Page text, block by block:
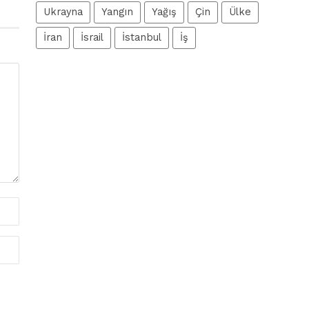
Ukrayna Yangın Yağış Çin Ülke
İran İsrail İstanbul İş